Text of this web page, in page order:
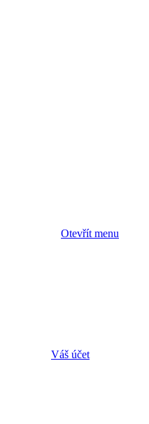
Otevřít menu
Váš účet